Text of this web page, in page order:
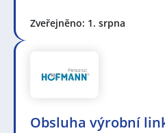
Zveřejněno: 1. srpna
Obsluha výrobní